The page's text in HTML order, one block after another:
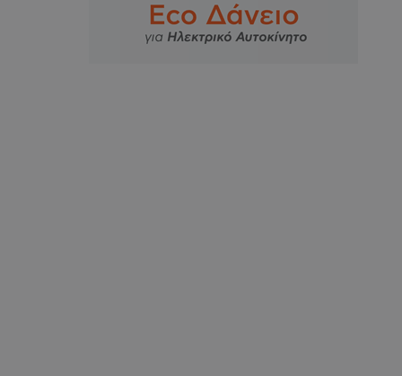
και τη
cookies.
από το
με τον τρόπο
χρήστης
που μπορεί να
χρήστης πριν
λόγω ιστότοπο.